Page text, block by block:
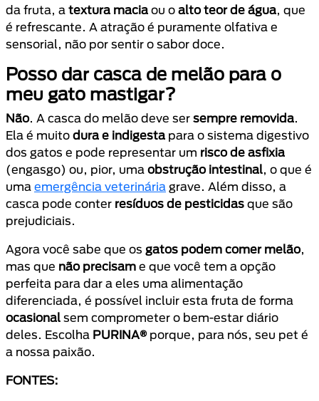
da fruta, a textura macia ou o alto teor de água, que
é refrescante. A atração é puramente olfativa e
sensorial, não por sentir o sabor doce.
Posso dar casca de melão para o
meu gato mastigar?
Não. A casca do melão deve ser sempre removida.
Ela é muito dura e indigesta para o sistema digestivo
dos gatos e pode representar um risco de asfixia
(engasgo) ou, pior, uma obstrução intestinal, o que é
uma emergência veterinária grave. Além disso, a
casca pode conter resíduos de pesticidas que são
prejudiciais.
Agora você sabe que os gatos podem comer melão,
mas que não precisam e que você tem a opção
perfeita para dar a eles uma alimentação
diferenciada, é possível incluir esta fruta de forma
ocasional sem comprometer o bem-estar diário
deles. Escolha PURINA®porque, para nós, seu pet é
a nossa paixão.
FONTES: